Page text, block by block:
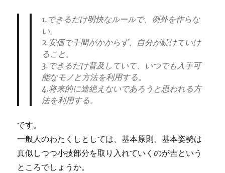
1.できるだけ明快なルールで、例外を作らな
い。
2.安価で手間がかからず、自分が続けていけ
ること。
3.できるだけ普及していて、いつでも入手可
能なモノと方法を利用する。
4.将来的に途絶えないであろうと思われる方
法を利用する。
です。
一般人のわたくしとしては、基本原則、基本姿勢は
真似しつつ小技部分を取り入れていくのが吉という
ところでしょうか。